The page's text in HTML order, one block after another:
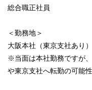
総合職正社員
＜勤務地＞
大阪本社（東京支社あり）
※当面は本社勤務ですが
や東京支社へ転勤の可能性